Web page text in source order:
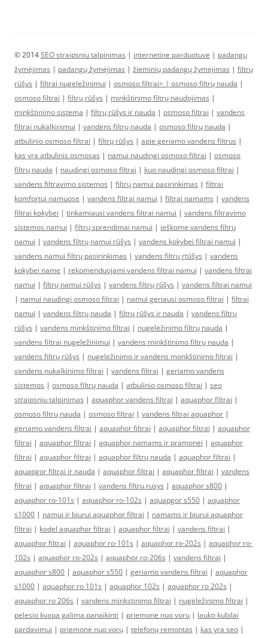
© 2014SEO straipsniu talpinimas | internetine parduotuve | padangų
žymėjimas | padangų žymėjimas | žieminių padangų žymėjimas | filtrų
rūšys | filtrai nugeležinimui | osmoso filtrai> | osmoso filtrų nauda |
osmoso filtrai | filtrų rūšys | minkštinimo filtrų naudojimas |
minkštinimo sistema | filtrų rūšys ir nauda | osmoso filtrai | vandens
filtrai nukalkinimui | vandens filtrų nauda | osmoso filtrų nauda |
atbulinio osmoso filtrai | filtrų rūšys | apie geriamo vandens filtrus |
kas yra atbulinis osmosas | namui naudingi osmoso filtrai | osmoso
filtrų nauda | naudingi osmoso filtrai | kuo naudingi osmoso filtrai |
vandens filtravimo sistemos | filtrų namui pasirinkimas | filtrai
komfortui namuose | vandens filtrai namui | filtrai namams | vandens
filtrai kokybei | tinkamiausi vandens filtrai namui | vandens filtravimo
sistemos namui | filtrų sprendimai namui | ieškome vandens filtrų
namui | vandens filtrų namui rūšys | vandens kokybei filtrai namui |
vandens namui filtrų pasirinkimas | vandens filtrų rtūšys | vandens
kokybei name | rekomenduojami vandens filtrai namui | vandens filtrai
namui | filtrų namui rūšys | vandens filtrų rūšys | vandens filtrai namui
| namui naudingi osmoso filtrai | namui geriausi osmoso filtrai | filtrai
namui | vandens filtrų nauda | filtrų rūšys ir nauda | vandens filtrų
rūšys | vandens minkštinimo filtrai | nugeležinimo filtrų nauda |
vandens filtrai nugeležinimui | vandens minkštinimo filtrų nauda |
vandens filtrų rūšys | nugeležinimo ir vandens monkštinimo filtrai |
vandens nukalkinimo filtrai | vandens filtrai | geriamo vandens
sistemos | osmoso filtrų nauda | atbulinio osmoso filtrai | seo
straipsniu talpinimas | aquaphor vandens filtrai | aquaphor filtrai |
osmoso filtrų nauda | osmoso filtrai | vandens filtrai aquaphor |
geriamo vandens filtrai | aquaphor filtrai | aquaphor filtrai | aquaphor
filtrai | aquaphor filtrai | aquaphor namams ir pramonei | aquaphor
filtrai | aquaphor filtrai | aquaphor filtrų nauda | aquaphor filtrai |
aquapgor filtrai ir nauda | aquaphor filtrai | aquaphor filtrai | vandens
filtrai | aquaphor filtrai | vandens filtru rusys | aquaphor s800 |
aquaphor ro-101s | aquaphor ro-102s | aquapgor s550 | aquaphor
s1000 | namui ir biurui aquaphor filtrai | namams ir biurui aquaphor
filtrai | kodel aquaphor filtrai | aquaphor filtrai | vandens filtrai |
aquaphor filtrai | aquaphor ro-101s | aquaphor ro-202s | aquaphor ro-
102s | aquaphor ro-202s | aquaphor ro-206s | vandens filtrai |
aquaphor s800 | aquaphor s550 | geriamo vandens filtrai | aquaphor
s1000 | aquaphor ro 101s | aquaphor 102s | aquaphor ro 202s |
aquaphor ro 206s | vandens minkstinimo filtrai | nugeležinimo filtrai |
pelesio kvapa galima panaikinti | priemone nuo voru | lauko kubilai
pardavimui | priemonė nuo vorų | telefonų remontas | kas yra seo |